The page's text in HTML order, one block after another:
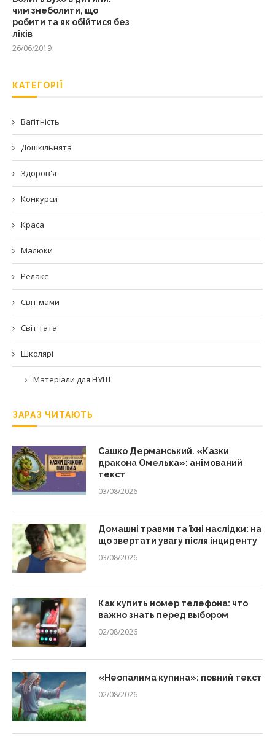
чим знеболити, що
робити та як обійтися без
ліків
26/06/2019
КАТЕГОРІЇ
Вагітність
Дошкільнята
Здоров'я
Конкурси
Краса
Малюки
Релакс
Світ мами
Світ тата
Школярі
Матеріали для НУШ
ЗАРАЗ ЧИТАЮТЬ
Сашко Дерманський. «Казки
дракона Омелька»: анімований
текст
03/08/2026
Домашні травми та їхні наслідки: на
що звертати увагу після інциденту
03/08/2026
Как купить номер телефона: что
важно знать перед выбором
02/08/2026
«Неопалима купина»: повний текст
02/08/2026